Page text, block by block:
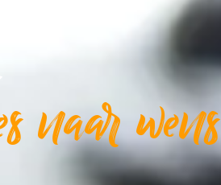
naar wens